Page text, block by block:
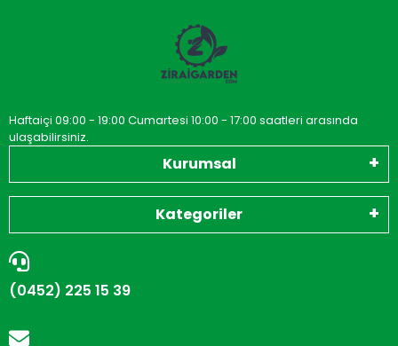
Haftaiçi 09:00 - 19:00 Cumartesi 10:00 - 17:00 saatleri arasında
ulaşabilirsiniz.
Kurumsal
Kategoriler
(0452) 225 15 39